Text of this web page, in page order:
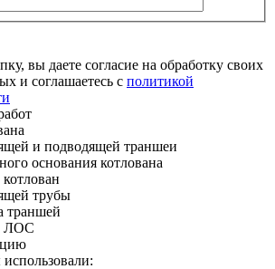
вы даете согласие на обработку своих
и соглашаетесь с политикой
и подводящей траншеи
основания котлована
трубы
траншей
ЛОС